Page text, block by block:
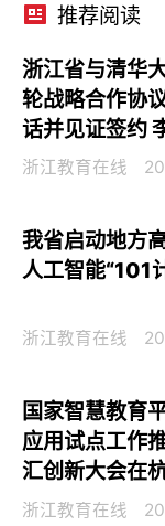
推荐阅读
浙江省与清华
轮战略合作协
话并见证签约
席
浙江教育在线
我省启动地方
人工智能“101
浙江教育在线
国家智慧教育
应用试点工作
汇创新大会在
浙江教育在线